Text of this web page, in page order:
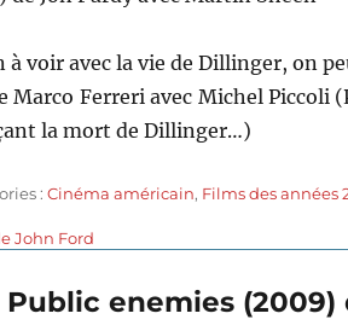
voir avec la vie de Dillinger, on
Marco Ferreri avec Michel Piccoli
la mort de Dillinger…)
:Cinéma américain, Films des années
John Ford
enemies (2009)